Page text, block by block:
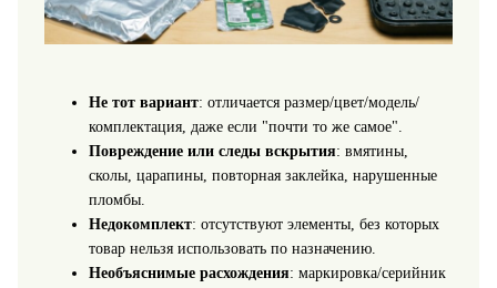
Не тот вариант: отличается размер/цвет/модель/
комплектация, даже если "почти то же самое".
Повреждение или следы вскрытия: вмятины,
сколы, царапины, повторная заклейка, нарушенные
пломбы.
Недокомплект: отсутствуют элементы, без которых
товар нельзя использовать по назначению.
Необъяснимые расхождения: маркировка/серийник